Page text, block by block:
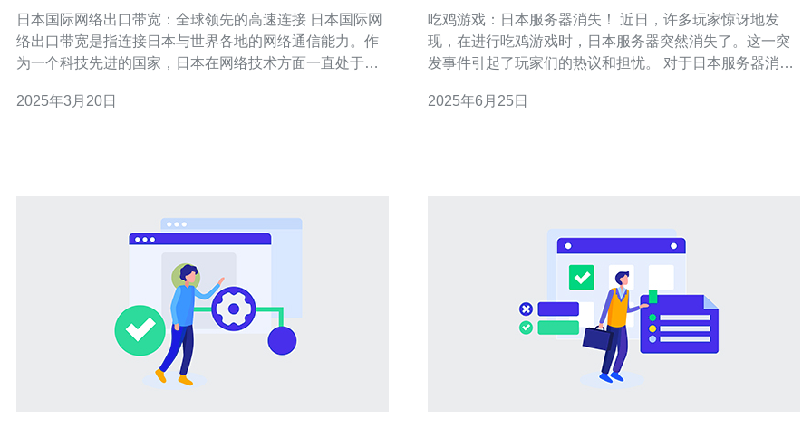
日本国际网络出口带宽：全球领先的高速连接 日本国际网
络出口带宽是指连接日本与世界各地的网络通信能力。作
为一个科技先进的国家，日本在网络技术方面一直处于领
设施以其高速、可靠和稳定而闻名，为全球用户提供了出
2025年3月20日
吃鸡游戏：日本服务器消失！ 近日，许多玩家惊讶地发
现，在进行吃鸡游戏时，日本服务器突然消失了。这一突
发事件引起了玩家们的热议和担忧。 对于日本服务器消失
障，也有人猜测可能是受到了网络攻击。不少玩家表示失
2025年6月25日